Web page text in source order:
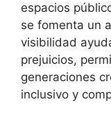
espacios
se fomenta un
visibilidad
prejuicios,
generaciones
inclusivo y